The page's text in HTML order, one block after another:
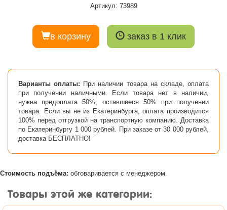
Артикул: 73989
в корзину заказ в 1 клик
Варианты оплаты: При наличии товара на складе, оплата
при получении наличными. Если товара нет в наличии,
нужна предоплата 50%, оставшиеся 50% при получении
товара. Если вы не из Екатеринбурга, оплата производится
100% перед отгрузкой на транспортную компанию. Доставка
по Екатеринбургу 1 000 рублей. При заказе от 30 000 рублей,
доставка БЕСПЛАТНО!
Стоимость подъёма: обговаривается с менеджером.
Товары этой же категории: